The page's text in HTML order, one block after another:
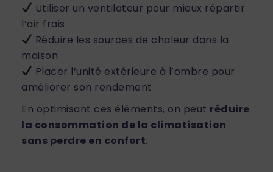
Utiliser un ventilateur pour mieux répartir
l’air frais
Réduire les sources de chaleur dans la
maison
Placer l’unité extérieure à l’ombre pour
améliorer son rendement
En optimisant ces éléments, on peut réduire
la consommation de la climatisation
sans perdre en confort.